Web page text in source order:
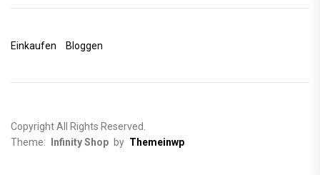
Einkaufen Bloggen
Copyright All Rights Reserved.
Theme:
Infinity Shop by Themeinwp